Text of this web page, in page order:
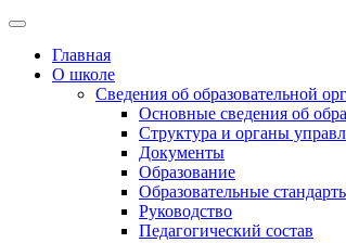
Главная
О школе
Сведения об образовательной
Основные сведения об
Структура и органы
Документы
Образование
Образовательные
Руководство
Педагогический состав